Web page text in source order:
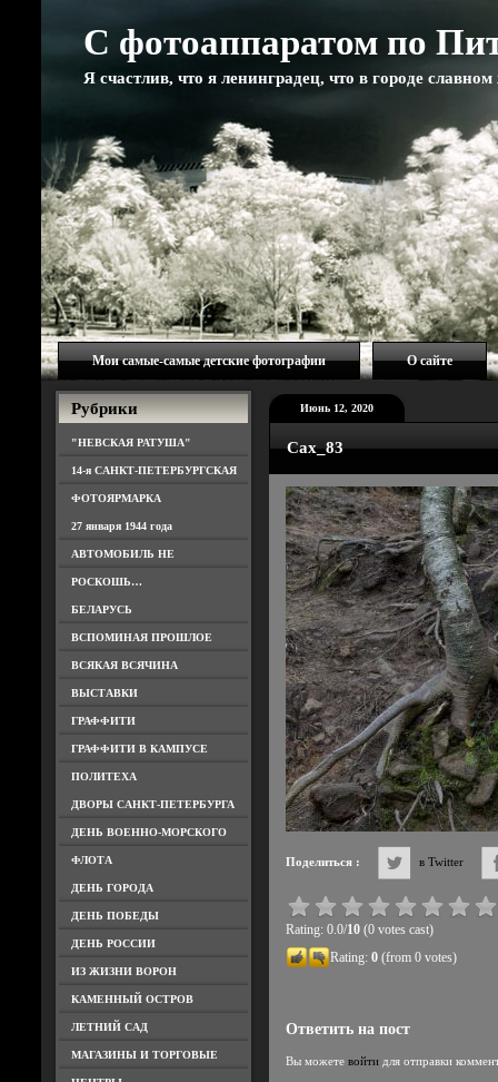
С фотоаппаратом по
Я счастлив, что я ленинградец, что в городе
Мои самые-самые детские фотографии О сайте
Рубрики
"НЕВСКАЯ РАТУША"
14-я САНКТ-ПЕТЕРБУРГСКАЯ
ФОТОЯРМАРКА
27 января 1944 года
АВТОМОБИЛЬ НЕ
РОСКОШЬ…
БЕЛАРУСЬ
ВСПОМИНАЯ ПРОШЛОЕ
ВСЯКАЯ ВСЯЧИНА
ВЫСТАВКИ
ГРАФФИТИ
ГРАФФИТИ В КАМПУСЕ
ПОЛИТЕХА
ДВОРЫ САНКТ-ПЕТЕРБУРГА
ДЕНЬ ВОЕННО-МОРСКОГО
ФЛОТА
ДЕНЬ ГОРОДА
ДЕНЬ ПОБЕДЫ
ДЕНЬ РОССИИ
ИЗ ЖИЗНИ ВОРОН
КАМЕННЫЙ ОСТРОВ
ЛЕТНИЙ САД
МАГАЗИНЫ И ТОРГОВЫЕ
Июнь 12, 2020
Cax_83
Поделиться : в Twitter
Rating: 0.0/10(0 votes cast)
Rating: 0(from 0 votes)
Ответить на пост
Вы можете войтидля отправки